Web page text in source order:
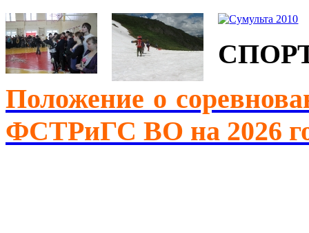
Положение о
ФСТРиГС ВО на 2026